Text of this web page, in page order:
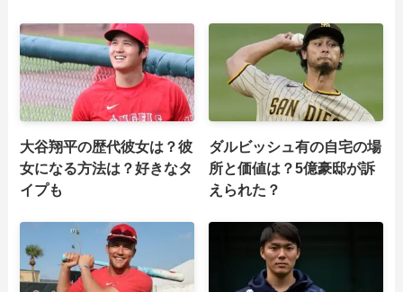
大谷翔平の歴代彼女は？彼
女になる方法は？好きなタ
イプも
ダルビッシュ有の自宅の場
所と価値は？5億豪邸が訴
えられた？